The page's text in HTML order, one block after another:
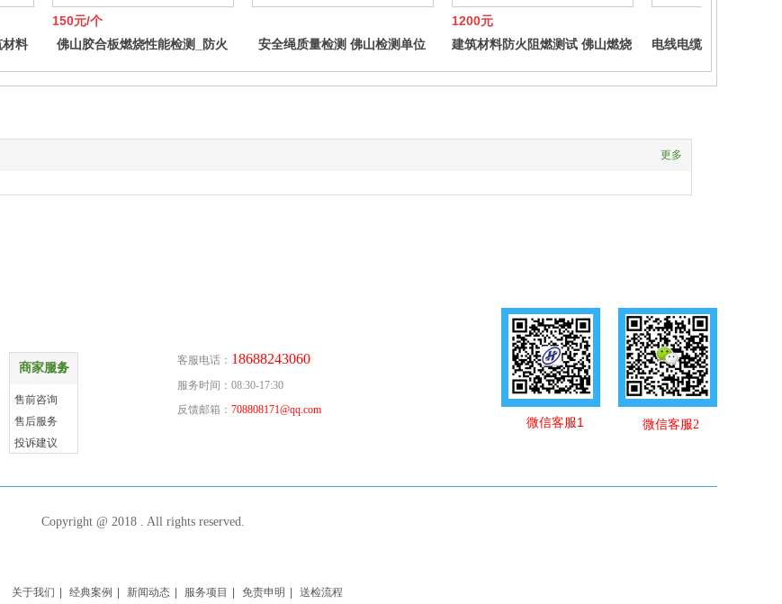
材料
150元/个
佛山胶合板燃烧性能检测_防火
安全绳质量检测 佛山检测单位
1200元
建筑材料防火阻燃测试 佛山燃烧
电线电缆常规检测 佛
更多
商家服务
更多
售前咨询
售后服务
投诉建议
客服电话： 18688243060
反馈邮箱： 708808171@qq.com
服务时间：08:30-17:30
微信客服1 微信客服2
Copyright @ 2018 . All rights reserved.
关于我们 经典案例 新闻动态 服务项目 免责申明 送检流程